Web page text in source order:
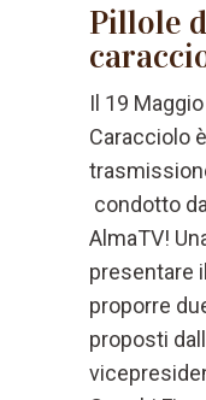
Pillole
Il 19
Caracciolo
condotto
AlmaTV!
presentare
proporre
proposti